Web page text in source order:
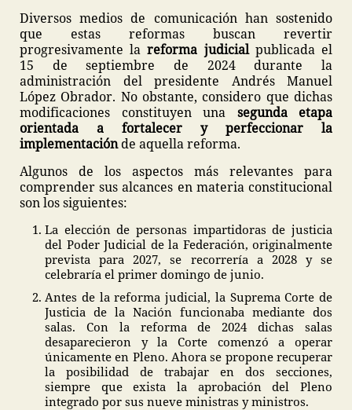
Diversos medios de comunicación han sostenido
que estas reformas buscan revertir
progresivamente lareforma judicialpublicada el
15 de septiembre de 2024 durante la
administración del presidente Andrés Manuel
López Obrador. No obstante, considero que dichas
modificaciones constituyen una segunda etapa
orientada a fortalecer y perfeccionar la
implementaciónde aquella reforma.
Algunos de los aspectos más relevantes para
comprender sus alcances en materia constitucional
son los siguientes:
La elección de personas impartidoras de justicia
del Poder Judicial de la Federación, originalmente
prevista para 2027, se recorrería a 2028 y se
celebraría el primer domingo de junio.
Antes de la reforma judicial, la Suprema Corte de
Justicia de la Nación funcionaba mediante dos
salas. Con la reforma de 2024 dichas salas
desaparecieron y la Corte comenzó a operar
únicamente en Pleno. Ahora se propone recuperar
la posibilidad de trabajar en dos secciones,
siempre que exista la aprobación del Pleno
integrado por sus nueve ministras y ministros.